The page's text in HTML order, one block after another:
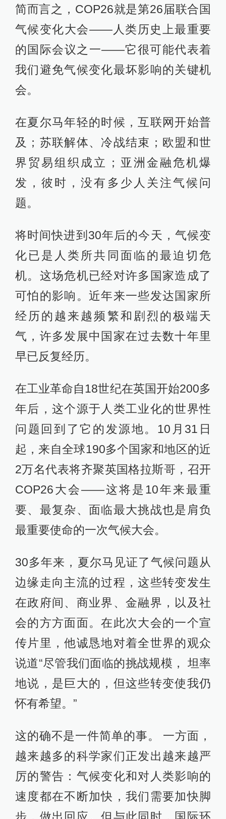
简而言之，COP26就是第26届联合国
气候变化大会——人类历史上最重要
的国际会议之一——它很可能代表着
我们避免气候变化最坏影响的关键机
会。
在夏尔马年轻的时候，互联网开始普
及；苏联解体、冷战结束；欧盟和世
界贸易组织成立；亚洲金融危机爆
发，彼时，没有多少人关注气候问
题。
将时间快进到30年后的今天，气候变
化已是人类所共同面临的最迫切危
机。这场危机已经对许多国家造成了
可怕的影响。近年来一些发达国家所
经历的越来越频繁和剧烈的极端天
气，许多发展中国家在过去数十年里
早已反复经历。
在工业革命自18世纪在英国开始200多
年后，这个源于人类工业化的世界性
问题回到了它的发源地。10月31日
起，来自全球190多个国家和地区的近
2万名代表将齐聚英国格拉斯哥，召开
COP26大会——这将是10年来最重
要、最复杂、面临最大挑战也是肩负
最重要使命的一次气候大会。
30多年来，夏尔马见证了气候问题从
边缘走向主流的过程，这些转变发生
在政府间、商业界、金融界，以及社
会的方方面面。在此次大会的一个宣
传片里，他诚恳地对着全世界的观众
说道“尽管我们面临的挑战规模， 坦率
地说，是巨大的，但这些转变使我仍
怀有希望。”
这的确不是一件简单的事。 一方面，
越来越多的科学家们正发出越来越严
厉的警告：气候变化和对人类影响的
速度都在不断加快，我们需要加快脚
步，做出回应。但与此同时，国际环